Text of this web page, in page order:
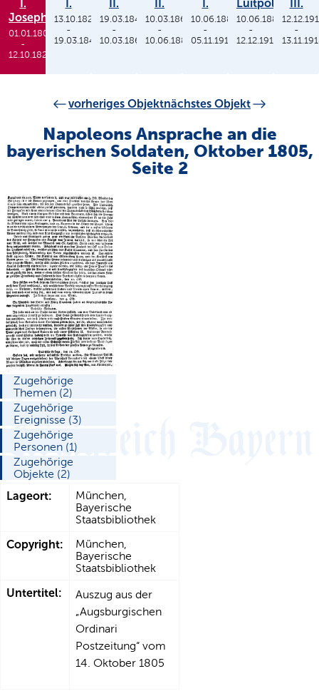
I.
Joseph
01.01.1806
-
12.10.1825
I.
13.10.1825
-
19.03.1848
II.
19.03.1848
-
10.03.1864
II.
10.03.1864
-
10.06.1886
I.
10.06.1886
-
05.11.1913
Luitpold
10.06.1886
-
12.12.1912
III.
-
vorheriges Objektnächstes Objekt
Napoleons Ansprache an die
bayerischen Soldaten, Oktober 1805,
Seite 2
Zugehörige
Themen (2)
Zugehörige
Ereignisse (3)
Zugehörige
Personen (1)
Zugehörige
Objekte (2)
Lageort:
München,
Bayerische
Staatsbibliothek
Copyright:
München,
Bayerische
Staatsbibliothek
Untertitel:
Auszug aus der
„Augsburgischen
Ordinari
Postzeitung“ vom
14. Oktober 1805